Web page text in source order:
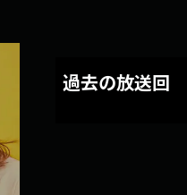
過去の放送回